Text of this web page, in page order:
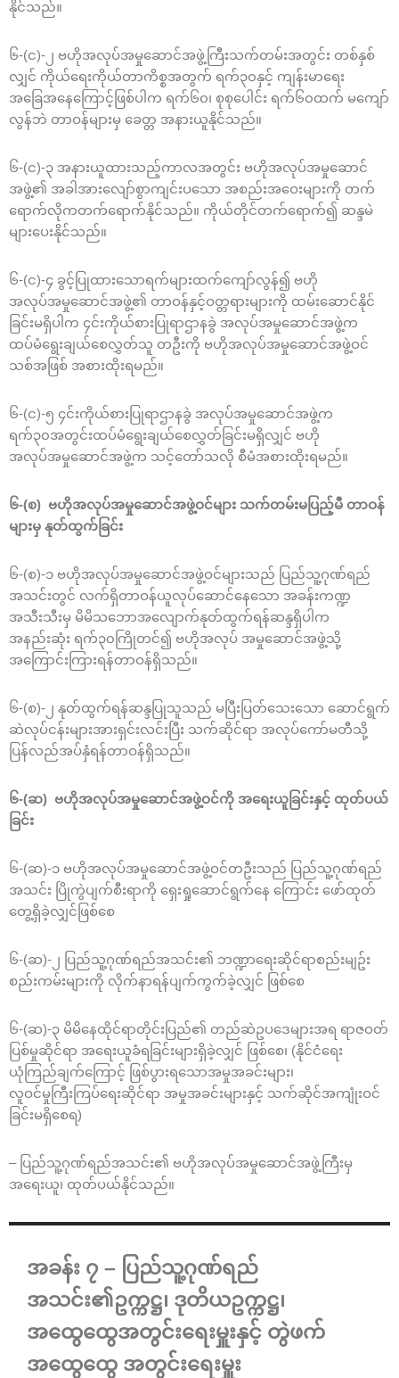
နိုင်သည်။
၆-(င)-၂ ဗဟိုအလုပ်အမှုဆောင်အဖွဲ့ကြီးသက်တမ်းအတွင်း တစ်နှစ်
လျှင် ကိုယ်ရေးကိုယ်တာကိစ္စအတွက် ရက်၃၀နှင့် ကျန်းမာရေး
အခြေအနေကြောင့်ဖြစ်ပါက ရက်၆၀၊ စုစုပေါင်း ရက်၆၀ထက် မကျော်
လွန်ဘဲ တာဝန်များမှ ခေတ္တ အနားယူနိုင်သည်။
၆-(င)-၃ အနားယူထားသည့်ကာလအတွင်း ဗဟိုအလုပ်အမှုဆောင်
အဖွဲ့၏ အခါအားလျော်စွာကျင်းပသော အစည်းအဝေးများကို တက်
ရောက်လိုကတက်ရောက်နိုင်သည်။ ကိုယ်တိုင်တက်ရောက်၍ ဆန္ဒမဲ
များပေးနိုင်သည်။
၆-(င)-၄ ခွင့်ပြုထားသောရက်များထက်ကျော်လွန်၍ ဗဟို
အလုပ်အမှုဆောင်အဖွဲ့၏ တာဝန်နှင့်ဝတ္တရားများကို ထမ်းဆောင်နိုင်
ခြင်းမရှိပါက ၄င်းကိုယ်စားပြုရာဌာနခွဲ အလုပ်အမှုဆောင်အဖွဲ့က
ထပ်မံရွေးချယ်စေလွှတ်သူ တဦးကို ဗဟိုအလုပ်အမှုဆောင်အဖွဲ့ဝင်
သစ်အဖြစ် အစားထိုးရမည်။
၆-(င)-၅ ၄င်းကိုယ်စားပြုရာဌာနခွဲ အလုပ်အမှုဆောင်အဖွဲ့က
ရက်၃၀အတွင်းထပ်မံရွေးချယ်စေလွှတ်ခြင်းမရှိလျှင် ဗဟို
အလုပ်အမှုဆောင်အဖွဲ့က သင့်တော်သလို စီမံအစားထိုးရမည်။
၆-(စ) ဗဟိုအလုပ်အမှုဆောင်အဖွဲ့ဝင်များ သက်တမ်းမပြည့်မီ တာဝန်
များမှ နုတ်ထွက်ခြင်း
၆-(စ)-၁ ဗဟိုအလုပ်အမှုဆောင်အဖွဲ့ဝင်များသည် ပြည်သူ့ဂုဏ်ရည်
အသင်းတွင် လက်ရှိတာဝန်ယူလုပ်ဆောင်နေသော အခန်းကဏ္ဍ
အသီးသီးမှ မိမိသဘောအလျောက်နုတ်ထွက်ရန်ဆန္ဒရှိပါက
အနည်းဆုံး ရက်၃၀ကြိုတင်၍ ဗဟိုအလုပ် အမှုဆောင်အဖွဲ့သို့
အကြောင်းကြားရန်တာဝန်ရှိသည်။
၆-(စ)-၂ နုတ်ထွက်ရန်ဆန္ဒပြုသူသည် မပြီးပြတ်သေးသော ဆောင်ရွက်
ဆဲလုပ်ငန်းများအားရှင်းလင်းပြီး သက်ဆိုင်ရာ အလုပ်ကော်မတီသို့
ပြန်လည်အပ်နှံရန်တာဝန်ရှိသည်။
၆-(ဆ) ဗဟိုအလုပ်အမှုဆောင်အဖွဲ့ဝင်ကို အရေးယူခြင်းနှင့် ထုတ်ပယ်
ခြင်း
၆-(ဆ)-၁ ဗဟိုအလုပ်အမှုဆောင်အဖွဲ့ဝင်တဦးသည် ပြည်သူ့ဂုဏ်ရည်
အသင်း ပြိုကွဲပျက်စီးရာကို ရှေးရှုဆောင်ရွက်နေ ကြောင်း ဖော်ထုတ်
တွေ့ရှိခဲ့လျှင်ဖြစ်စေ
၆-(ဆ)-၂ ပြည်သူ့ဂုဏ်ရည်အသင်း၏ ဘဏ္ဍာရေးဆိုင်ရာစည်းမျဥ်း
စည်းကမ်းများကို လိုက်နာရန်ပျက်ကွက်ခဲ့လျှင် ဖြစ်စေ
၆-(ဆ)-၃ မိမိနေထိုင်ရာတိုင်းပြည်၏ တည်ဆဲဥပဒေများအရ ရာဇဝတ်
ပြစ်မှုဆိုင်ရာ အရေးယူခံရခြင်းများရှိခဲ့လျှင် ဖြစ်စေ၊ (နိုင်ငံရေး
ယုံကြည်ချက်ကြောင့် ဖြစ်ပွားရသောအမှုအခင်းများ၊
လူဝင်မှုကြီးကြပ်ရေးဆိုင်ရာ အမှုအခင်းများနှင့် သက်ဆိုင်အကျုံးဝင်
ခြင်းမရှိစေရ)
– ပြည်သူ့ဂုဏ်ရည်အသင်း၏ ဗဟိုအလုပ်အမှုဆောင်အဖွဲ့ကြီးမှ
အရေးယူ၊ ထုတ်ပယ်နိုင်သည်။
အခန်း ၇ – ပြည်သူ့ဂုဏ်ရည်
အသင်း၏ဥက္ကဋ္ဌ၊ ဒုတိယဥက္ကဋ္ဌ၊
အထွေထွေအတွင်းရေးမှူးနှင့် တွဲဖက်
အ‌ထွေထွေ အတွင်းရေးမှူး